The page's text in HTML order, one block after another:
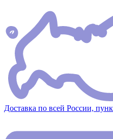
Доставка по всей России,